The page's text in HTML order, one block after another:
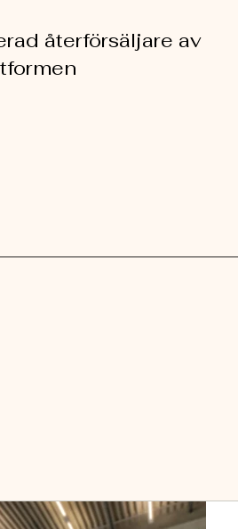
återförsäljare av